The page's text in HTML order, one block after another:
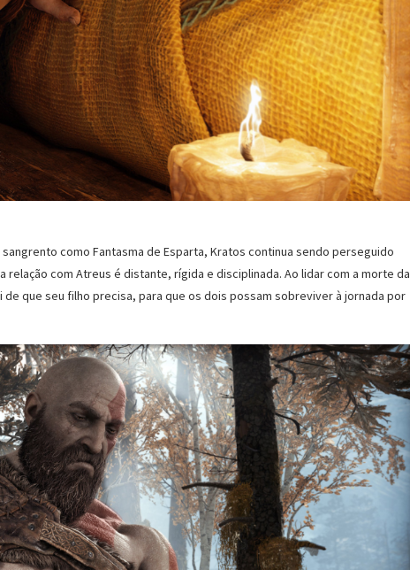
como Fantasma de Esparta, Kratos continua sendo perseguido
relação com Atreus é distante, rígida e disciplinada. Ao lidar com a morte da
que seu filho precisa, para que os dois possam sobreviver à jornada por